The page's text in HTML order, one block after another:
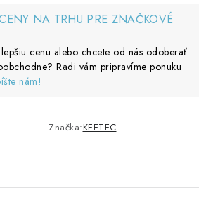
NA TRHU PRE ZNAČKOVÉ
cenu alebo chcete od nás odoberať
Radi vám pripravíme ponuku
nám!
Značka:KEETEC